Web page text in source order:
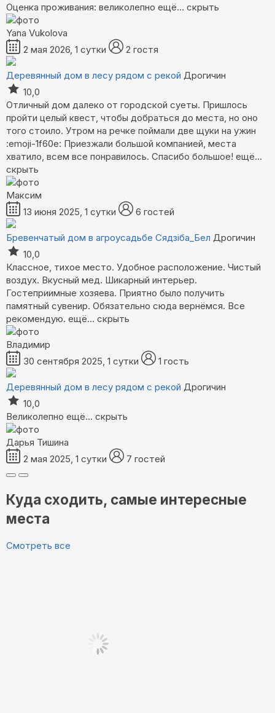
Оценка проживания: великолепно ещё... скрыть
Yana Vukolova
2 мая 2026, 1 сутки
2 гостя
Деревянный дом в лесу рядом с рекой Дрогичин
10,0
Отличный дом далеко от городской суеты. Пришлось
пройти целый квест, чтобы добраться до места, но оно
того стоило. Утром на речке поймали две щуки на ужин
:emoji-1f60e: Приезжали большой компанией, места
хватило, всем все понравилось. Спасибо большое! ещё...
скрыть
Максим
13 июня 2025, 1 сутки
6 гостей
Бревенчатый дом в агроусадьбе Сядзiба_Бел Дрогичин
10,0
Классное, тихое место. Удобное расположение. Чистый
воздух. Вкусный мед. Шикарный интерьер.
Гостеприимные хозяева. Приятно было получить
памятный сувенир. Обязательно сюда вернёмся. Все
рекомендую. ещё... скрыть
Владимир
30 сентября 2025, 1 сутки
1 гость
Деревянный дом в лесу рядом с рекой Дрогичин
10,0
Великолепно ещё... скрыть
Дарья Тишина
2 мая 2025, 1 сутки
7 гостей
Куда сходить, самые интересные
места
Смотреть все